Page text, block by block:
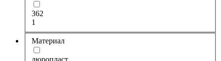
362
1
Материал
дюропласт